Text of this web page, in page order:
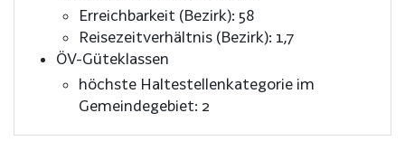
Erreichbarkeit (Bezirk): 58
Reisezeitverhältnis (Bezirk): 1,7
ÖV-Güteklassen
höchste Haltestellenkategorie im
Gemeindegebiet: 2